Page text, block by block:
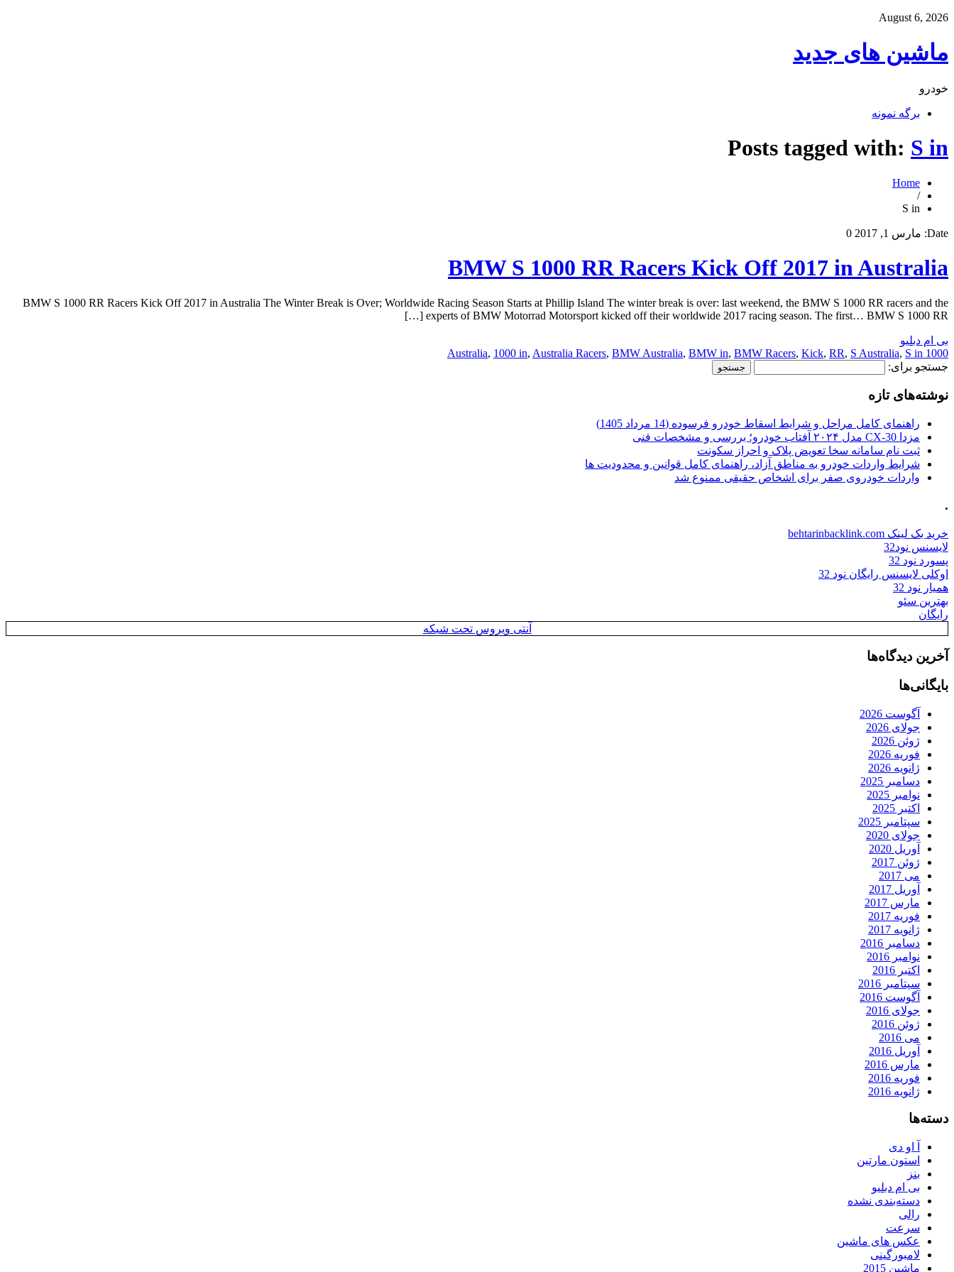
August 6, 2026
ماشین های جدید
خودرو
برگه نمونه
Posts tagged with: S in
Home
/
S in
Date: مارس 1, 2017 0
BMW S 1000 RR Racers Kick Off 2017 in Australia
BMW S 1000 RR Racers Kick Off 2017 in Australia The Winter Break is Over; Worldwide Racing Season Starts at Phillip Island The winter break is over: last weekend, the BMW S 1000 RR racers and the
experts of BMW Motorrad Motorsport kicked off their worldwide 2017 racing season. The first… BMW S 1000 RR […]
بی ام دبلیو
1000 Australia
, 1000 in, Australia Racers, BMW Australia, BMW in, BMW Racers, Kick, RR, S Australia, S in
جستجو برای:
نوشته‌های تازه
راهنمای کامل مراحل و شرایط اسقاط خودرو فرسوده (14 مرداد 1405)
مزدا CX-30 مدل ۲۰۲۴ آفتاب خودرو؛ بررسی و مشخصات فنی
ثبت نام سامانه سخا تعویض پلاک و احراز سکونت
شرایط واردات خودرو به مناطق آزاد، راهنمای کامل قوانین و محدودیت ها
واردات خودروی صفر برای اشخاص حقیقی ممنوع شد
.
خرید بک لینک behtarinbacklink.com
لایسنس نود32
پسورد نود 32
اوکلی لایسنس رایگان نود 32
همیار نود 32
بهترین سئو
رایگان
آنتی ویروس تحت شبکه
آخرین دیدگاه‌ها
بایگانی‌ها
آگوست 2026
جولای 2026
ژوئن 2026
فوریه 2026
ژانویه 2026
دسامبر 2025
نوامبر 2025
اکتبر 2025
سپتامبر 2025
جولای 2020
آوریل 2020
ژوئن 2017
می 2017
آوریل 2017
مارس 2017
فوریه 2017
ژانویه 2017
دسامبر 2016
نوامبر 2016
اکتبر 2016
سپتامبر 2016
آگوست 2016
جولای 2016
ژوئن 2016
می 2016
آوریل 2016
مارس 2016
فوریه 2016
ژانویه 2016
دسته‌ها
آ او دی
استون مارتین
بنز
بی ام دبلیو
دسته‌بندی نشده
رالی
سرعت
عکس های ماشین
لامبورگینی
ماشین 2015